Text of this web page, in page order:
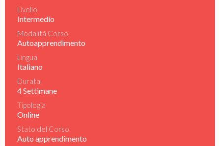
Livello
Intermedio
Modalità Corso
Autoapprendimento
Lingua
Italiano
Durata
4 Settimane
Tipologia
Online
Stato del Corso
Auto apprendimento